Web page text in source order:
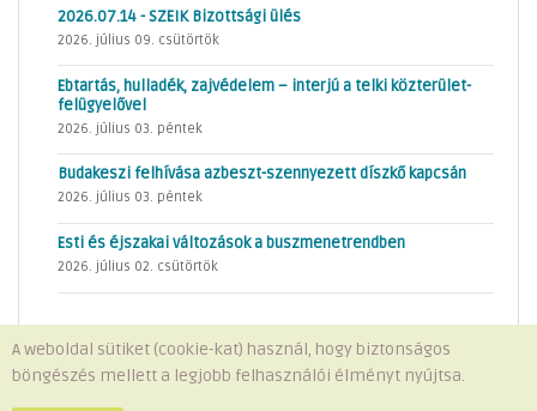
2026.07.14 - SZEIK Bizottsági ülés
2026. július 09. csütörtök
Ebtartás, hulladék, zajvédelem – interjú a telki közterület-
felügyelővel
2026. július 03. péntek
Budakeszi felhívása azbeszt-szennyezett díszkő kapcsán
2026. július 03. péntek
Esti és éjszakai változások a buszmenetrendben
2026. július 02. csütörtök
Minden jog fenntartva © 2026 Telki Község Önkormányzata
A weboldal sütiket (cookie-kat) használ, hogy biztonságos
böngészés mellett a legjobb felhasználói élményt nyújtsa.